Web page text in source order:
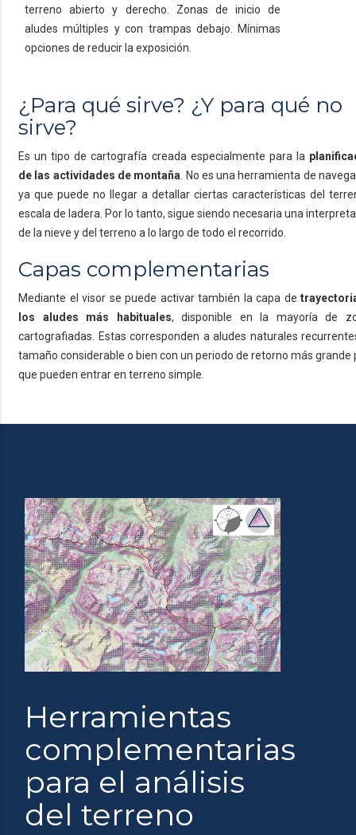
terreno abierto y derecho. Zonas de inicio de
aludes múltiples y con trampas debajo. Mínimas
opciones de reducir la exposición.
¿Para qué sirve? ¿Y para qué no
sirve?
Es un tipo de cartografía creada especialmente para la
de las actividades de montaña. No es una herramienta de
ya que puede no llegar a detallar ciertas características del
escala de ladera. Por lo tanto, sigue siendo necesaria una
de la nieve y del terreno a lo largo de todo el recorrido.
Capas complementarias
Mediante el visor se puede activar también la capa de
los aludes más habituales, disponible en la mayoría de
cartografiadas. Estas corresponden a aludes naturales
tamaño considerable o bien con un periodo de retorno más grande
que pueden entrar en terreno simple.
Herramientas
complementarias
para el análisis
del terreno